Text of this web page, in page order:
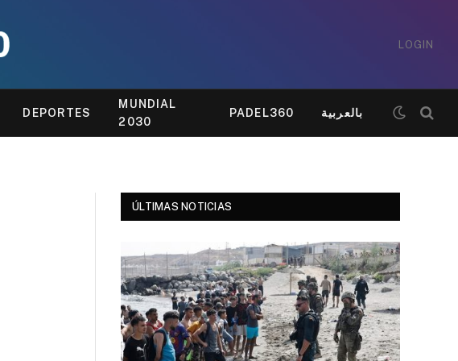
LOGIN
DEPORTES
MUNDIAL
2030
PADEL360 بالعربية
ÚLTIMAS NOTICIAS